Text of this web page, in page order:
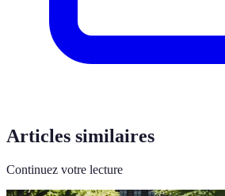
Articles similaires
Continuez votre lecture